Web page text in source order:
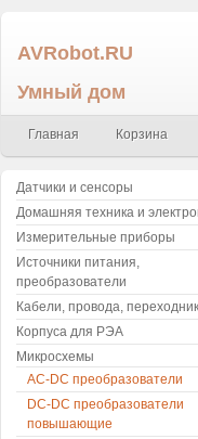
AVRobot.RU
Умный дом
Главная Корзина
Датчики и сенсоры
Домашняя техника и
Измерительные приборы
Источники питания,
преобразователи
Кабели, провода,
Корпуса для РЭА
Микросхемы
AC-DC преобразователи
DC-DC преобразователи
повышающие